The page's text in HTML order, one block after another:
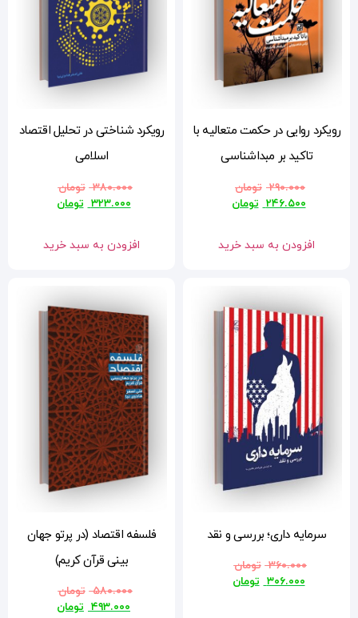
رویکرد شناختی در تحلیل اقتصاد
اسلامی
۳۸۰.۰۰۰ تومان
۳۲۳.۰۰۰ تومان
افزودن به سبد خرید
فلسفه اقتصاد (در پرتو جهان
بینی قرآن کریم)
۵۸۰.۰۰۰
تومان